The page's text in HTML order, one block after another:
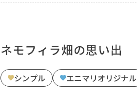
ネモフィラ畑の思い出
シンプル エニマリオリジナル